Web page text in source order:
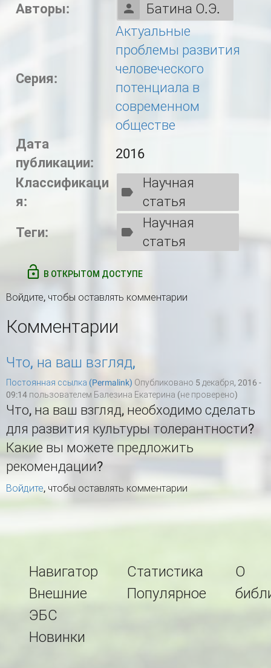
Авторы: Батина О.Э.
Серия:
Актуальные
проблемы развития
человеческого
потенциала в
современном
обществе
Дата
публикации:
2016
Классификаци
я:
Научная
статья
Теги:
Научная
статья
В ОТКРЫТОМ ДОСТУПЕ
Войдите, чтобы оставлять комментарии
Комментарии
Что, на ваш взгляд,
Постоянная ссылка (Permalink) Опубликовано 5 декабря, 2016 -
09:14 пользователем Балезина Екатерина (не проверено)
Что, на ваш взгляд, необходимо сделать
для развития культуры толерантности?
Какие вы можете предложить
рекомендации?
Войдите, чтобы оставлять комментарии
Навигатор
Внешние
ЭБС
Новинки
Статистика
Популярное
О